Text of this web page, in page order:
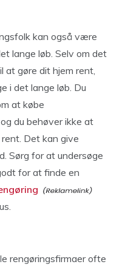
kan også være
lange løb. Selv om det
at gøre dit hjem rent,
i det lange løb. Du
at købe
du behøver ikke at
Det kan give
Sørg for at undersøge
for at finde en
rengøringsfirmaer ofte